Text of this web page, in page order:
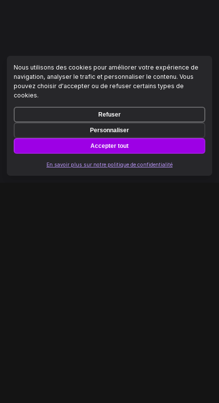
Nous utilisons des cookies pour améliorer votre expérience de
navigation, analyser le trafic et personnaliser le contenu. Vous
pouvez choisir d'accepter ou de refuser certains types de
cookies.
Refuser
Personnaliser
Accepter tout
En savoir plus sur notre politique de confidentialité